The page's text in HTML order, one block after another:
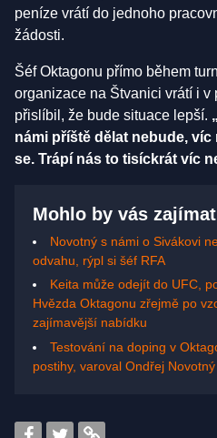
peníze vrátí do jednoho
žádosti.
Šéf Oktagonu přímo během
organizace na Štvanici vrátí i v
přislíbil, že bude situace lepší.
námi příště dělat nebude,
se. Trápí nás to tisíckrát víc
Mohlo by vás zajímat
Novotný s námi o Sivákovi
odvahu, rýpl si šéf RFA
Keita může odejít do UFC,
Hvězda Oktagonu zřejmě po
zajímavější nabídku
Testování na doping v
postihy, varoval Ondřej Novotný